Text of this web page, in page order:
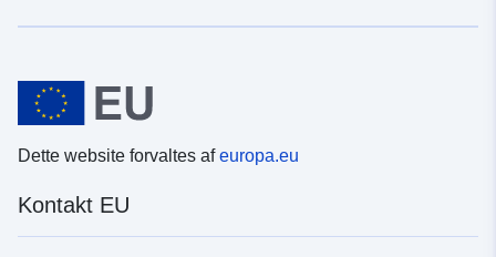
Dette website forvaltes afeuropa.eu
Kontakt EU